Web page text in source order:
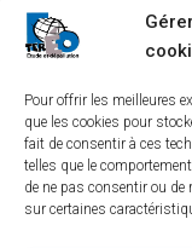
Pour offrir les meilleures
que les cookies pour
fait de consentir à ces
telles que le
de ne pas consentir ou
sur certaines
Bureau d’études
pollution.
implantations